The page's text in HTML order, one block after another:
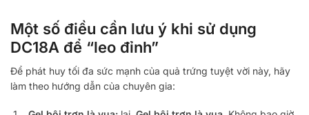
Một số điều cần lưu ý khi sử dụng
DC18A để “leo đỉnh”
Để phát huy tối đa sức mạnh của quả trứng tuyệt vời này, hãy
làm theo hướng dẫn của chuyên gia: